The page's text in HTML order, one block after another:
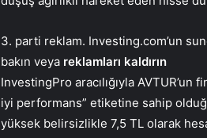
3. parti reklam. Investing.com’un
bakın veya reklamları kaldırın
InvestingPro aracılığıyla
iyi performans” etiketine sahip
yüksek belirsizlikle 7,5 TL olarak